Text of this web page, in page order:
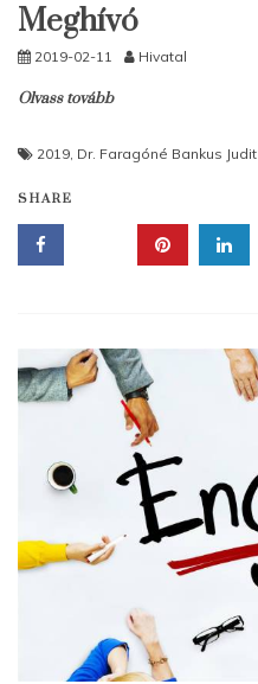
Meghívó
2019-02-11 Hivatal
Olvass tovább
2019 Dr. Faragóné Bankus Judit
SHARE